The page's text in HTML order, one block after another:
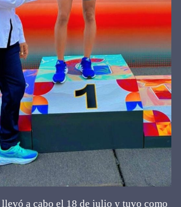
llevó a cabo el 18 de julio y tuvo como